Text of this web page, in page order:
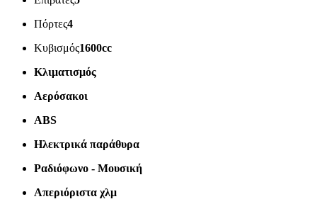
Πόρτες4
Κυβισμός1600cc
Κλιματισμός
Αερόσακοι
ABS
Ηλεκτρικά παράθυρα
Ραδιόφωνο - Μουσική
Απεριόριστα χλμ